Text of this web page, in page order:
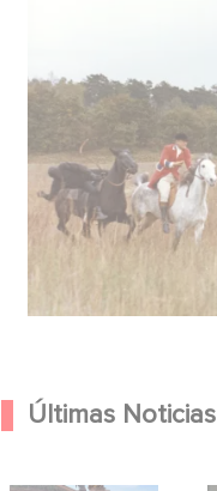
Últimas Noticias